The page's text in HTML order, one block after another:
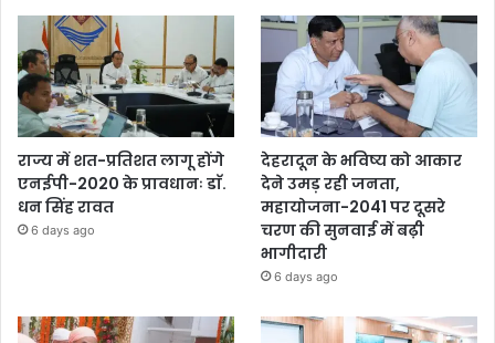
राज्य में शत-प्रतिशत लागू होंगे
एनईपी-2020 के प्रावधानः डाॅ.
धन सिंह रावत
6 days ago
देहरादून के भविष्य को आकार
देने उमड़ रही जनता,
महायोजना-2041 पर दूसरे
चरण की सुनवाई में बढ़ी
भागीदारी
6 days ago